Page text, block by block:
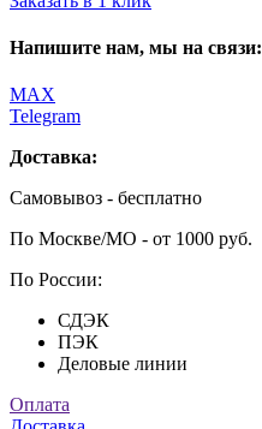
Напишите нам, мы на связи:
MAX
Telegram
Доставка:
Самовывоз - бесплатно
По Москве/МО - от 1000 руб.
По России:
СДЭК
ПЭК
Деловые линии
Оплата